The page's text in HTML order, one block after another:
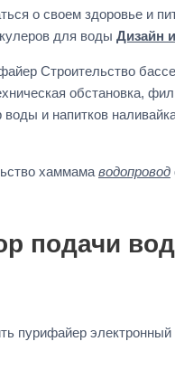
о своем здоровье и
для воды Дизайн
Строительство
обстановка,
и напитков
хаммама водопровод
подачи
пурифайер